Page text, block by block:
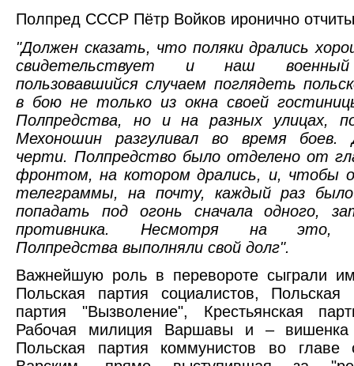
Полпред СССР Пётр Войков иронично
"Должен сказать, что поляки дрались
свидетельствует и наш
пользовавшийся случаем поглядеть
в бою не только из окна своей
Полпредства, но и на разных улицах,
Мехоношин разгуливал во время боев.
черти. Полпредство было отделено от
фронтом, на котором дрались, и, чтобы
телеграммы, на почту, каждый раз было
попадать под огонь сначала одного,
противника. Несмотря на это,
Полпредства выполняли свой долг".
Важнейшую роль в перевороте сыграли
Польская партия социалистов, Польская
партия "Вызволение", Крестьянская
Рабочая милиция Варшавы и –
Польская партия коммунистов во